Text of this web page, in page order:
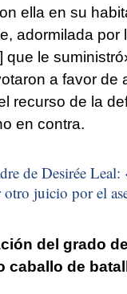
ella en su
adormilada por
que le
a favor de
recurso de la
en contra.
de Desirée Leal:
juicio por el
del grado
caballo de